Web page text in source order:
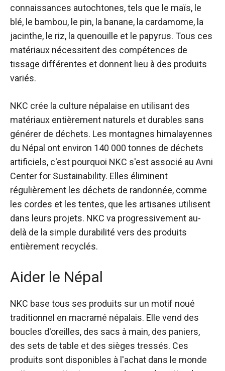
connaissances autochtones, tels que le maïs, le
blé, le bambou, le pin, la banane, la cardamome, la
jacinthe, le riz, la quenouille et le papyrus. Tous ces
matériaux nécessitent des compétences de
tissage différentes et donnent lieu à des produits
variés.
NKC crée la culture népalaise en utilisant des
matériaux entièrement naturels et durables sans
générer de déchets. Les montagnes himalayennes
du Népal ont environ 140 000 tonnes de déchets
artificiels, c'est pourquoi NKC s'est associé au Avni
Center for Sustainability. Elles éliminent
régulièrement les déchets de randonnée, comme
les cordes et les tentes, que les artisanes utilisent
dans leurs projets. NKC va progressivement au-
delà de la simple durabilité vers des produits
entièrement recyclés.
Aider le Népal
NKC base tous ses produits sur un motif noué
traditionnel en macramé népalais. Elle vend des
boucles d'oreilles, des sacs à main, des paniers,
des sets de table et des sièges tressés. Ces
produits sont disponibles à l'achat dans le monde